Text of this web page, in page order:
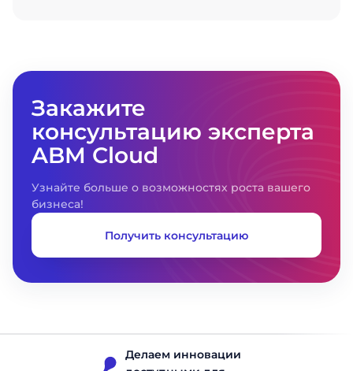
Закажите
консультацию эксперта
ABM Cloud
Узнайте больше о возможностях роста вашего
бизнеса!
Получить консультацию
Делаем инновации